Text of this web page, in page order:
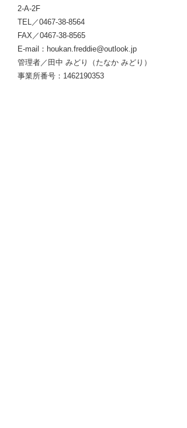
2-A-2F
TEL／0467-38-8564
FAX／0467-38-8565
E-mail： houkan.freddie@outlook.jp
管理者／田中 みどり（たなか みどり）
事業所番号：1462190353